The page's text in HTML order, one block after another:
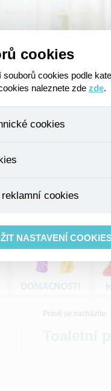
O nás
Právě se nacházíte:
cookies
cookies podle
naleznete zde zde.
cookies
ovládání filtrů a také
nelze přiřadit konkrétnímu
cookies
NASTAVENÍ